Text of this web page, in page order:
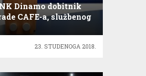
Dinamo dobitnik
CAFE-a, službenog
partnera UEFA-e
23. STUDENOGA 2018.